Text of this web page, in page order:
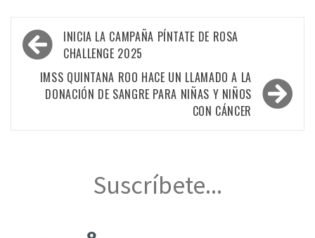
Navegación
de
entradas
INICIA LA CAMPAÑA PÍNTATE DE ROSA
CHALLENGE 2025
IMSS QUINTANA ROO HACE UN LLAMADO A LA
DONACIÓN DE SANGRE PARA NIÑAS Y NIÑOS
CON CÁNCER
Suscríbete...